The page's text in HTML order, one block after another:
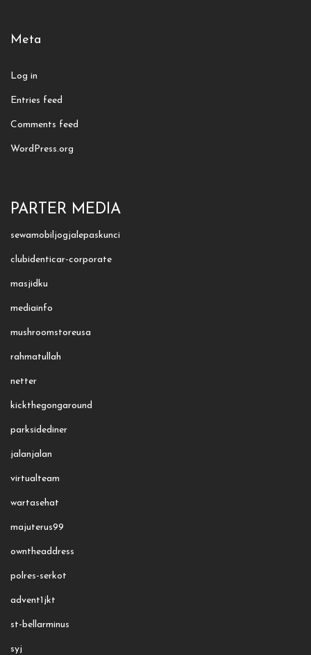
Meta
Log in
Entries feed
Comments feed
WordPress.org
PARTER MEDIA
sewamobiljogjalepaskunci
clubidenticar-corporate
masjidku
mediainfo
mushroomstoreusa
rahmatullah
netter
kickthegongaround
parksidediner
jalanjalan
virtualteam
wartasehat
majuterus99
owntheaddress
polres-serkot
advent1jkt
st-bellarminus
syj